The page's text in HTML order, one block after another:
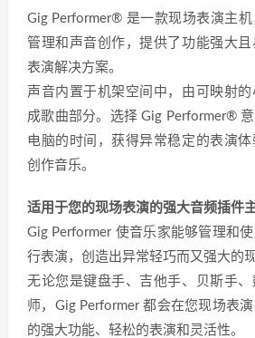
Gig Performer® 是一款现场表演主
管理和声音创作，提供了功能强大
表演解决方案。
声音内置于机架空间中，由可映射
成歌曲部分。选择 Gig Performer®
电脑的时间，获得异常稳定的表演体
创作音乐。
适用于您的现场表演的强大音频插件
Gig Performer 使音乐家能够管理和
行表演，创造出异常轻巧而又强大的
无论您是键盘手、吉他手、贝斯手
师，Gig Performer 都会在您现场表
的强大功能、轻松的表演和灵活性。